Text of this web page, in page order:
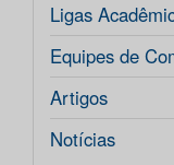
Ligas
Equipes de
Artigos
Notícias